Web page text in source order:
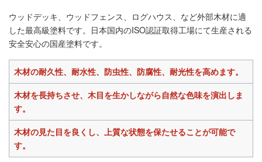
ウッドデッキ、ウッドフェンス、ログハウス、など外部木材に適
した最高級塗料です。日本国内のISO認証取得工場にて生産される
安全安心の国産塗料です。
木材の耐久性、耐水性、防虫性、防腐性、耐光性を高めます。
木材を長持ちさせ、木目を生かしながら自然な色味を演出しま
す。
木材の見た目を良くし、上質な状態を保たせることが可能で
す。